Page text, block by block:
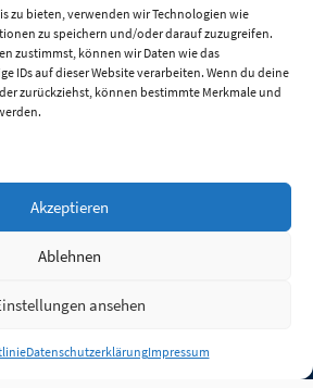
zu bieten, verwenden wir Technologien wie
zu speichern und/oder darauf zuzugreifen.
zustimmst, können wir Daten wie das
IDs auf dieser Website verarbeiten. Wenn du deine
zurückziehst, können bestimmte Merkmale und
Akzeptieren
Ablehnen
ansehen
DatenschutzerklärungImpressum
FAQ Quellen